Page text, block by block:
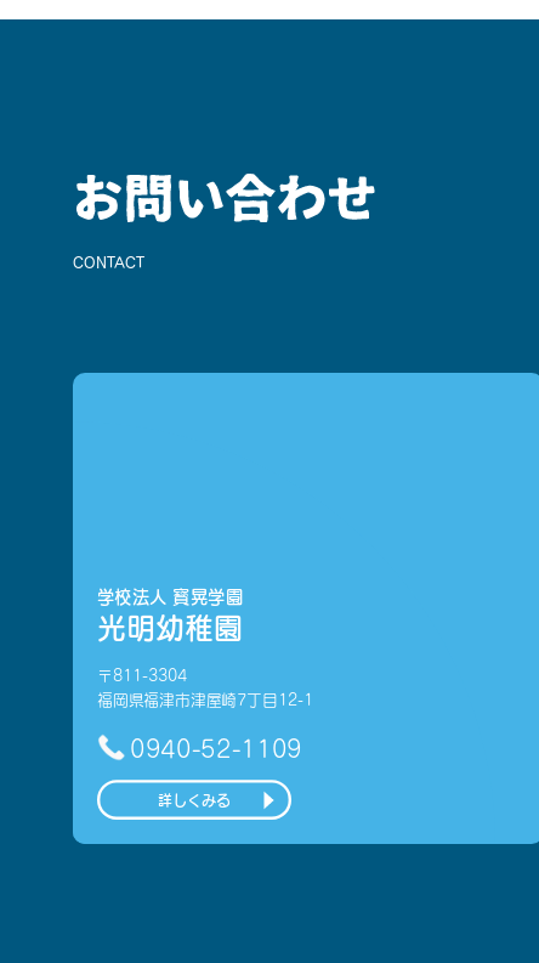
CONTACT
学校法人 寳晃学園
光明幼稚園
〒811-3304
福岡県福津市津屋崎7丁目12-1
0940-52-1109
詳しくみる